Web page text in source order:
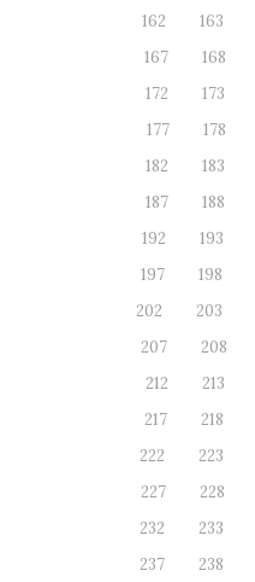
162
163
167
168
172
173
177
178
182
183
187
188
192
193
197
198
202
203
207
208
212
213
217
218
222
223
227
228
232
233
237
238